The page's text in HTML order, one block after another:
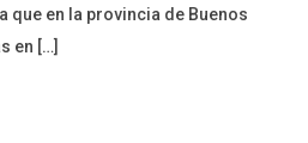
que en la provincia de Buenos
en […]